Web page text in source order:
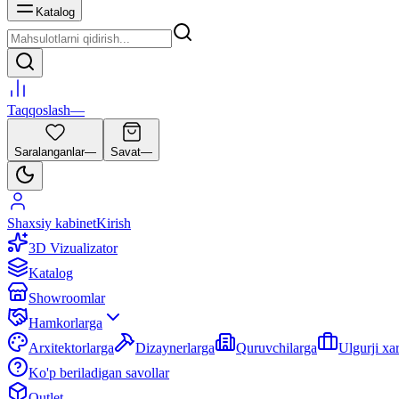
Katalog
Taqqoslash—
Saralanganlar— Savat—
Shaxsiy kabinetKirish
3D Vizualizator
Katalog
Showroomlar
Hamkorlarga
Arxitektorlarga
Dizaynerlarga Quruvchilarga
Ulgurji
Ko'p beriladigan savollar